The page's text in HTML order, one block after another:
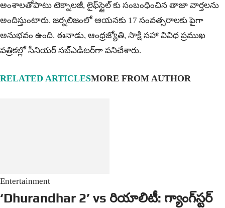
అంశాల‌తోపాటు టెక్నాల‌జీ, లైఫ్‌స్టైల్‌ కు సంబంధించిన తాజా వార్తల‌ను
అందిస్తుంటారు. జర్నలిజంలో ఆయ‌న‌కు 17 సంవత్సరాలకు పైగా
అనుభవం ఉంది. ఈనాడు, ఆంధ్ర‌జ్యోతి, సాక్షి స‌హా వివిధ ప్ర‌ముఖ‌
ప‌త్రిక‌ల్లో సీనియ‌ర్‌ స‌బ్ఎడిట‌ర్‌గా ప‌నిచేశారు.
RELATED ARTICLESMORE FROM AUTHOR
Entertainment
‘Dhurandhar 2’ vs రియాలిటీ: గ్యాంగ్‌స్టర్